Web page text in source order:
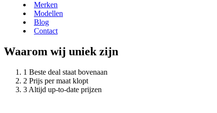
Merken
Modellen
Blog
Contact
Waarom wij uniek zijn
Beste deal staat bovenaan
Prijs per maat klopt
Altijd up-to-date prijzen